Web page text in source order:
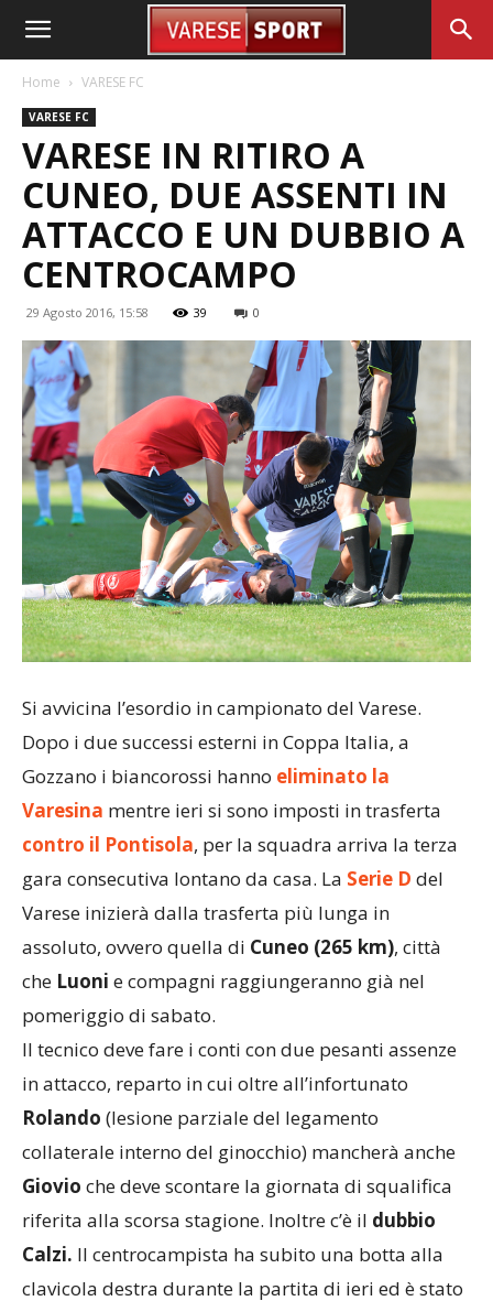
Home VARESE FC
VARESE FC
VARESE IN RITIRO A
CUNEO, DUE ASSENTI IN
ATTACCO E UN DUBBIO A
CENTROCAMPO
29 Agosto 2016, 15:58 39 0
Si avvicina l’esordio in campionato del Varese.
Dopo i due successi esterni in Coppa Italia, a
Gozzano i biancorossi hanno eliminato la
Varesina mentre ieri si sono imposti in trasferta
contro il Pontisola, per la squadra arriva la terza
gara consecutiva lontano da casa. La Serie D del
Varese inizierà dalla trasferta più lunga in
assoluto, ovvero quella di Cuneo (265 km), città
che Luoni e compagni raggiungeranno già nel
pomeriggio di sabato.
Il tecnico deve fare i conti con due pesanti assenze
in attacco, reparto in cui oltre all’infortunato
Rolando (lesione parziale del legamento
collaterale interno del ginocchio) mancherà anche
Giovio che deve scontare la giornata di squalifica
riferita alla scorsa stagione. Inoltre c’è il dubbio
Calzi. Il centrocampista ha subito una botta alla
clavicola destra durante la partita di ieri ed è stato